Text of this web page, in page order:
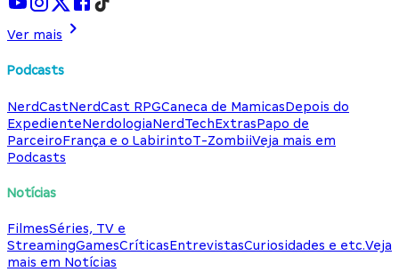
Ver mais
Podcasts
NerdCastNerdCast RPGCaneca de MamicasDepois do
ExpedienteNerdologiaNerdTechExtrasPapo de
ParceiroFrança e o LabirintoT-ZombiiVeja mais em
Podcasts
Notícias
FilmesSéries, TV e
StreamingGamesCríticasEntrevistasCuriosidades e etc.Veja
mais em Notícias